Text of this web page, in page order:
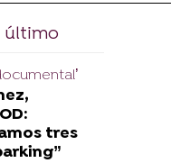
último
tres